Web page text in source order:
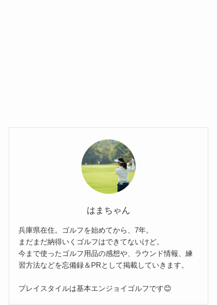
はまちゃん
兵庫県在住。ゴルフを始めてから、7年。
まだまだ納得いくゴルフはできてないけど。
今まで使ったゴルフ用品の感想や、ラウンド情報、練
習方法などを忘備録＆PRとして掲載していきます。
プレイスタイルは基本エンジョイゴルフです😊